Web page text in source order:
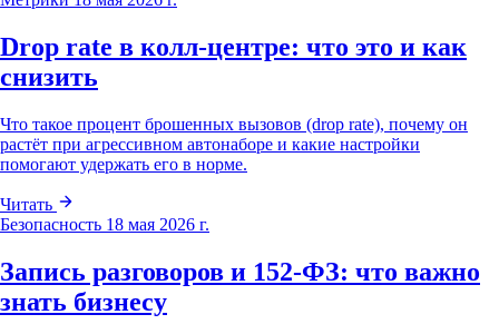
Drop rate в колл-центре: что это и как
снизить
Что такое процент брошенных вызовов (drop rate), почему он
растёт при агрессивном автонаборе и какие настройки
помогают удержать его в норме.
Читать
Безопасность 18 мая 2026 г.
Запись разговоров и 152-ФЗ: что важно
знать бизнесу